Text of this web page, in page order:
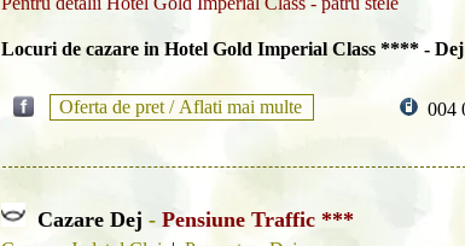
Locuri de cazare in Hotel Gold Imperial Class **** -
Oferta de pret / Aflati mai multe 004
Cazare Dej - Pensiune Traffic ***